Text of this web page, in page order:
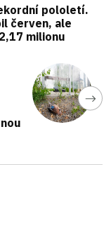
pololetí.
červen, ale
milionu